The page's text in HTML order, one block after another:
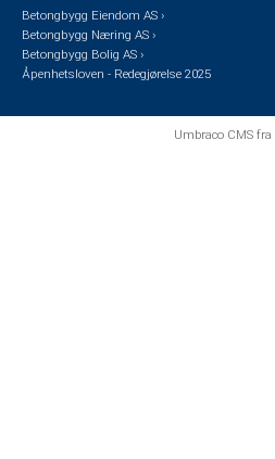
Betongbygg Eiendom AS ›
Betongbygg Næring AS ›
Betongbygg Bolig AS ›
Åpenhetsloven - Redegjørelse 2025
Umbraco CMS fra